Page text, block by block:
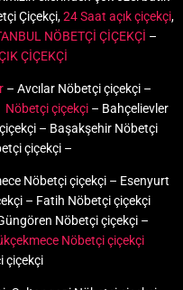
Çiçekçi,24 Saat açık çiçekçi,
NÖBETÇİ ÇİÇEKÇİ –
ÇİÇEKÇİ
– Avcılar Nöbetçi çiçekçi –
Nöbetçi çiçekçi– Bahçelievler
– Başakşehir Nöbetçi
çiçekçi –
Nöbetçi çiçekçi – Esenyurt
– Fatih Nöbetçi çiçekçi
Nöbetçi çiçekçi –
Nöbetçi çiçekçi
çiçekçi